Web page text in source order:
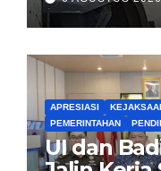
APRESIASI
PEMERINTAHAN
UI dan